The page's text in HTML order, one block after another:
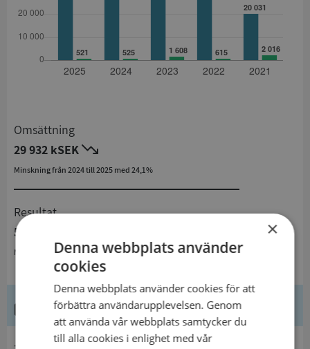
Omsättning
29 932 kSEK
Minskning från 2024 till 2025 med 24,1%
Resultat
521 kSEK
Minskning från 2024 till 2025 med 0,8%
Kontaktuppgifter
×
Denna webbplats använder
cookies
Denna webbplats använder cookies för att
förbättra användarupplevelsen. Genom
att använda vår webbplats samtycker du
till alla cookies i enlighet med vår